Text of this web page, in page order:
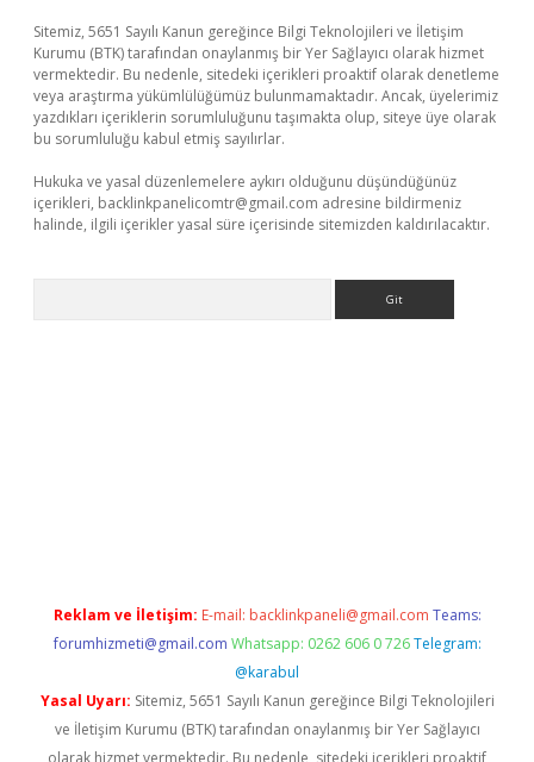
Sitemiz, 5651 Sayılı Kanun gereğince Bilgi Teknolojileri ve İletişim
Kurumu (BTK) tarafından onaylanmış bir Yer Sağlayıcı olarak hizmet
vermektedir. Bu nedenle, sitedeki içerikleri proaktif olarak denetleme
veya araştırma yükümlülüğümüz bulunmamaktadır. Ancak, üyelerimiz
yazdıkları içeriklerin sorumluluğunu taşımakta olup, siteye üye olarak
bu sorumluluğu kabul etmiş sayılırlar.
Hukuka ve yasal düzenlemelere aykırı olduğunu düşündüğünüz
içerikleri, backlinkpanelicomtr@gmail.com adresine bildirmeniz
halinde, ilgili içerikler yasal süre içerisinde sitemizden kaldırılacaktır.
Reklam ve İletişim: E-mail: backlinkpaneli@gmail.com Teams:
forumhizmeti@gmail.com Whatsapp: 0262 606 0 726 Telegram:
@karabul
Yasal Uyarı: Sitemiz, 5651 Sayılı Kanun gereğince Bilgi Teknolojileri
ve İletişim Kurumu (BTK) tarafından onaylanmış bir Yer Sağlayıcı
olarak hizmet vermektedir. Bu nedenle, sitedeki içerikleri proaktif